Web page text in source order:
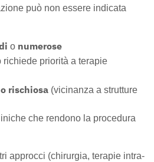
può non essere indicata
o numerose
richiede priorità a terapie
rischiosa (vicinanza a strutture
che rendono la procedura
approcci (chirurgia, terapie intra-